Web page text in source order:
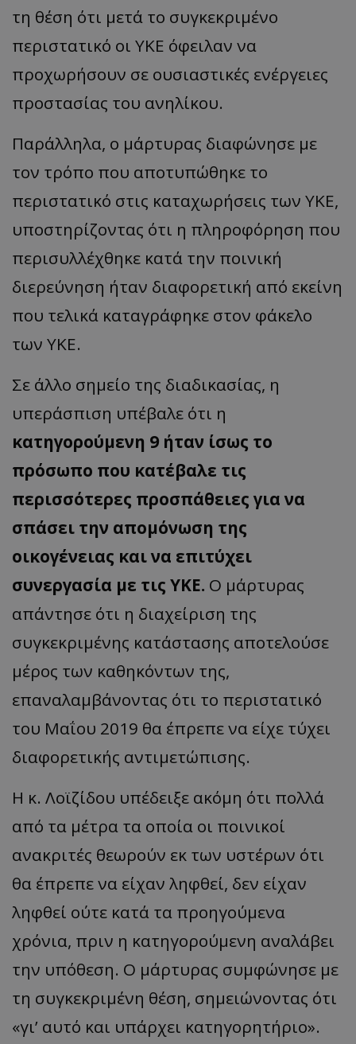
τη θέση ότι μετά το συγκεκριμένο
περιστατικό οι ΥΚΕ όφειλαν να
προχωρήσουν σε ουσιαστικές ενέργειες
προστασίας του ανηλίκου.
Παράλληλα, ο μάρτυρας διαφώνησε με
τον τρόπο που αποτυπώθηκε το
περιστατικό στις καταχωρήσεις των ΥΚΕ,
υποστηρίζοντας ότι η πληροφόρηση που
περισυλλέχθηκε κατά την ποινική
διερεύνηση ήταν διαφορετική από εκείνη
που τελικά καταγράφηκε στον φάκελο
των ΥΚΕ.
Σε άλλο σημείο της διαδικασίας, η
υπεράσπιση υπέβαλε ότι η
κατηγορούμενη 9 ήταν ίσως το
πρόσωπο που κατέβαλε τις
περισσότερες προσπάθειες για να
σπάσει την απομόνωση της
οικογένειας και να επιτύχει
συνεργασία με τις ΥΚΕ. Ο μάρτυρας
απάντησε ότι η διαχείριση της
συγκεκριμένης κατάστασης αποτελούσε
μέρος των καθηκόντων της,
επαναλαμβάνοντας ότι το περιστατικό
του Μαΐου 2019 θα έπρεπε να είχε τύχει
διαφορετικής αντιμετώπισης.
Η κ. Λοϊζίδου υπέδειξε ακόμη ότι πολλά
από τα μέτρα τα οποία οι ποινικοί
ανακριτές θεωρούν εκ των υστέρων ότι
θα έπρεπε να είχαν ληφθεί, δεν είχαν
ληφθεί ούτε κατά τα προηγούμενα
χρόνια, πριν η κατηγορούμενη αναλάβει
την υπόθεση. Ο μάρτυρας συμφώνησε με
τη συγκεκριμένη θέση, σημειώνοντας ότι
«γι’ αυτό και υπάρχει κατηγορητήριο».